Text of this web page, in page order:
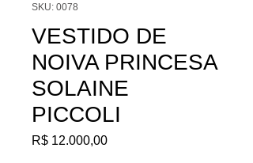
SKU: 0078
VESTIDO DE
NOIVA PRINCESA
SOLAINE
PICCOLI
R$ 12.000,00Preço